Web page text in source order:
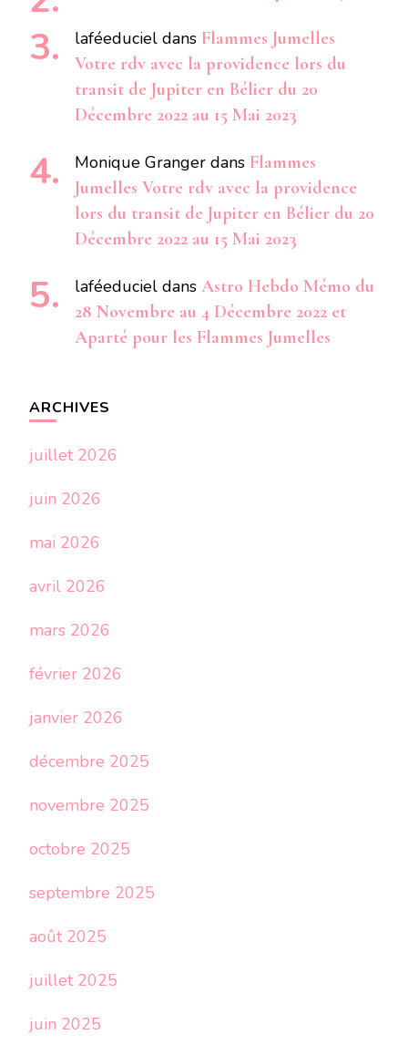
laféeduciel dans Flammes Jumelles
Votre rdv avec la providence lors du
transit de Jupiter en Bélier du 20
Décembre 2022 au 15 Mai 2023
Monique Granger dans Flammes
Jumelles Votre rdv avec la providence
lors du transit de Jupiter en Bélier du 20
Décembre 2022 au 15 Mai 2023
laféeduciel dans Astro Hebdo Mémo du
28 Novembre au 4 Décembre 2022 et
Aparté pour les Flammes Jumelles
ARCHIVES
juillet 2026
juin 2026
mai 2026
avril 2026
mars 2026
février 2026
janvier 2026
décembre 2025
novembre 2025
octobre 2025
septembre 2025
août 2025
juillet 2025
juin 2025